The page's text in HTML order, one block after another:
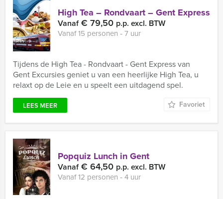
High Tea – Rondvaart – Gent Express
Vanaf€ 79,50 p.p. excl. BTW
Vanaf 15 personen ‐ 7 uur
Tijdens de High Tea - Rondvaart - Gent Express van
Gent Excursies geniet u van een heerlijke High Tea, u
relaxt op de Leie en u speelt een uitdagend spel.
LEES MEER Favoriet
Popquiz Lunch in Gent
Vanaf€ 64,50 p.p. excl. BTW
Vanaf 12 personen ‐ 4 uur